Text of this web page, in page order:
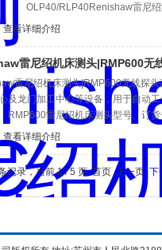
OLP40/RLP40Renishaw雷尼绍
查看详细介绍
雷尼绍机床测头|RMP600无
雷尼绍机床测头|RMP600无线探
及龙门加工中心等设备，用于自动
RMP600雷尼绍机床测头型号、订
查看详细介绍
记录，当前 1 / 5 页 首页 上一页 下